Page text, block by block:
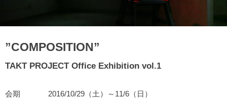
”COMPOSITION”
TAKT PROJECT Office Exhibition vol.1
会期
2016/10/29（土）～11/6（日）